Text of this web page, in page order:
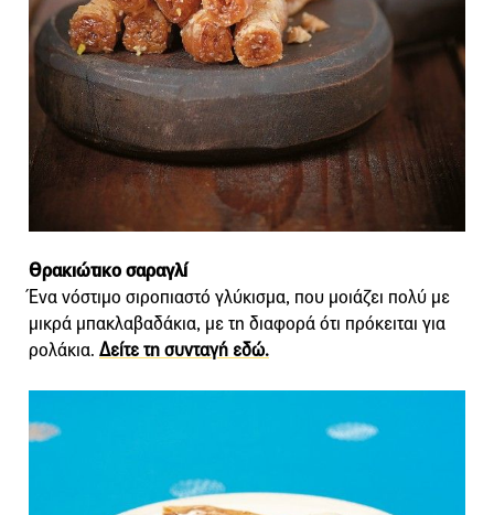
Θρακιώτικο σαραγλί
Ένα νόστιμο σιροπιαστό γλύκισμα, που μοιάζει πολύ με
μικρά μπακλαβαδάκια, με τη διαφορά ότι πρόκειται για
ρολάκια. Δείτε τη συνταγή εδώ.